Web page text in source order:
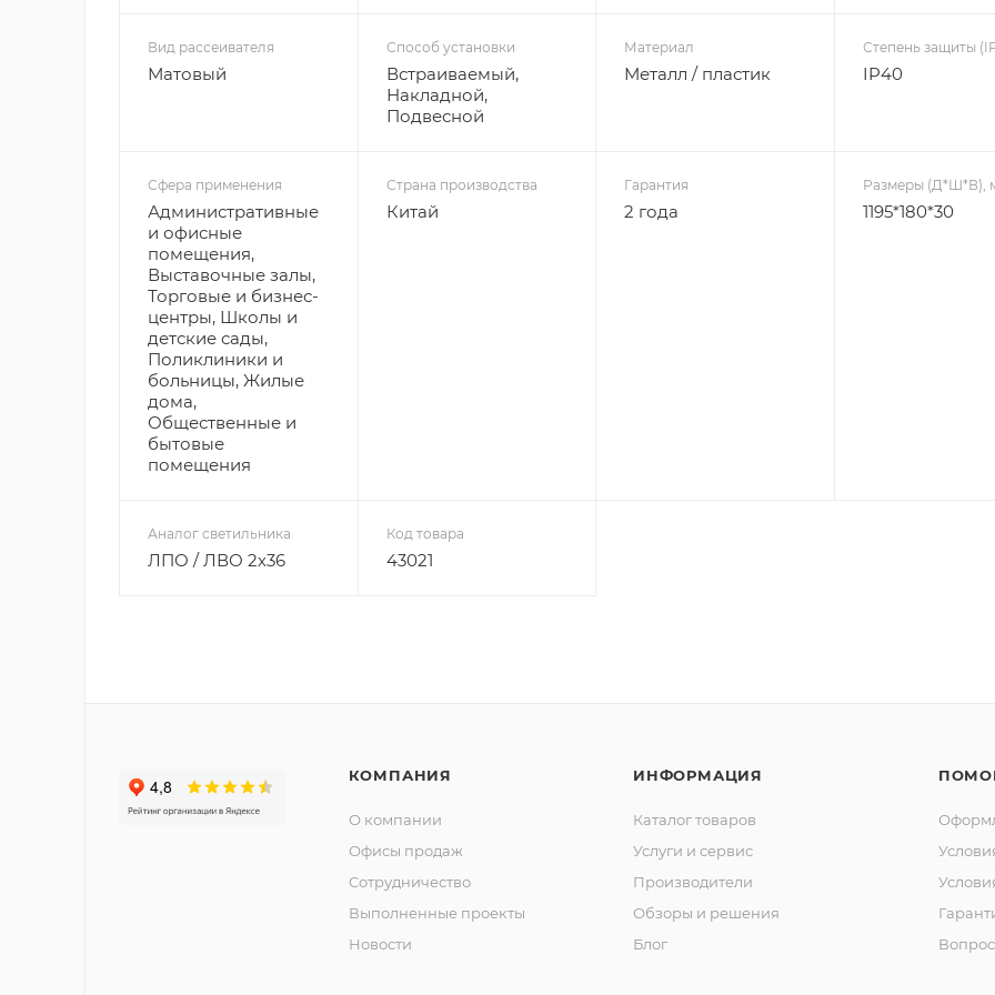
Вид рассеивателя
Матовый
Способ установки
Встраиваемый,
Накладной,
Подвесной
Материал
Металл / пластик
Степень защиты
IP40
Сфера применения
Административные
и офисные
помещения,
Выставочные залы,
Торговые и бизнес-
центры, Школы и
детские сады,
Поликлиники и
больницы, Жилые
дома,
Общественные и
бытовые
помещения
Страна производства
Китай
Гарантия
2 года
Размеры (Д*Ш*В),
1195*180*30
Аналог светильника
ЛПО / ЛВО 2х36
Код товара
43021
КОМПАНИЯ
О компании
Офисы продаж
Сотрудничество
Выполненные проекты
Новости
ИНФОРМАЦИЯ
Каталог товаров
Услуги и сервис
Производители
Обзоры и решения
Блог